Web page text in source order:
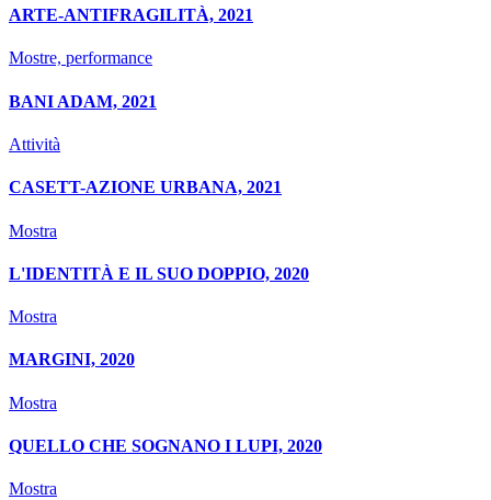
ARTE-ANTIFRAGILITÀ, 2021
Mostre, performance
BANI ADAM, 2021
Attività
CASETT-AZIONE URBANA, 2021
Mostra
L'IDENTITÀ E IL SUO DOPPIO, 2020
Mostra
MARGINI, 2020
Mostra
QUELLO CHE SOGNANO I LUPI, 2020
Mostra